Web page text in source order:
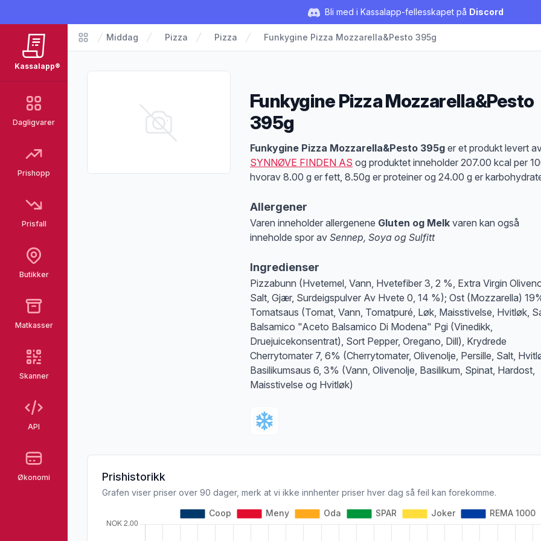
Bli med i Kassalapp-fellesskapet på Discord
Kassalapp®
Dagligvarer
Prishopp
Prisfall
Butikker
Matkasser
Skanner
API
Økonomi
Matvarer
Middag Pizza Pizza Funkygine Pizza Mozzarella&Pesto 395g
Funkygine Pizza Mozzarella&Pesto
395g
Produktbeskrivelse
Funkygine Pizza Mozzarella&Pesto 395g er et produkt levert
SYNNØVE FINDEN AS og produktet inneholder 207.00 kcal per
hvorav 8.00 g er fett, 8.50g er proteiner og 24.00 g er
Allergener
Varen inneholder allergenene Gluten og Melk varen kan også
inneholde spor av Sennep, Soya og Sulfitt
at denne informasjonen er bare til informasjon, sjekk pakkningen og
Ingredienser
Pizzabunn (Hvetemel, Vann, Hvetefiber 3, 2 %, Extra Virgin
Salt, Gjær, Surdeigspulver Av Hvete 0, 14 %); Ost (Mozzarella)
Tomatsaus (Tomat, Vann, Tomatpuré, Løk, Maisstivelse, Hvitløk,
Balsamico "Aceto Balsamico Di Modena" Pgi (Vinedikk,
Druejuicekonsentrat), Sort Pepper, Oregano, Dill), Krydrede
Cherrytomater 7, 6% (Cherrytomater, Olivenolje, Persille, Salt,
Basilikumsaus 6, 3% (Vann, Olivenolje, Basilikum, Spinat, Hardost,
Maisstivelse og Hvitløk)
Prishistorikk
Grafen viser priser over 90 dager, merk at vi ikke innhenter priser hver dag så feil kan forekomme.